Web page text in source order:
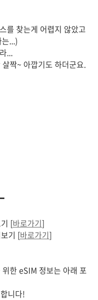
를 찾는게 어렵지 않았고
...)
...
짝~ 아깝기도 하더군요.
[바로가기]
기 [바로가기]
한 eSIM 정보는 아래 포
니다!